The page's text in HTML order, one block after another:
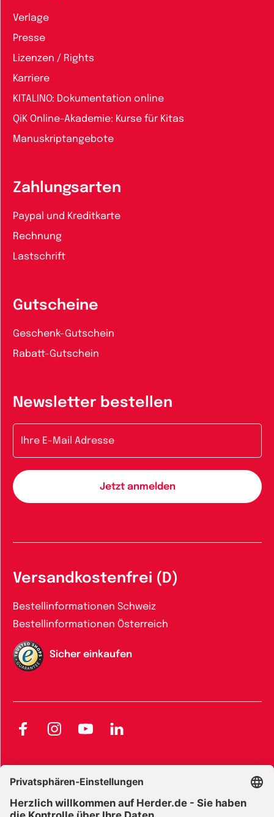
Verlage
Presse
Lizenzen / Rights
Karriere
KITALINO: Dokumentation online
QiK Online-Akademie: Kurse für Kitas
Manuskriptangebote
Zahlungsarten
Paypal und Kreditkarte
Rechnung
Lastschrift
Gutscheine
Geschenk-Gutschein
Rabatt-Gutschein
Newsletter bestellen
Versandkostenfrei (D)
Bestellinformationen Schweiz
Bestellinformationen Österreich
Sicher einkaufen
FacebookInstagramYouTubeLinkedIn
Widerrufsbelehrung E-Books
Widerrufsbelehrung Zeitschriften Datenschutz